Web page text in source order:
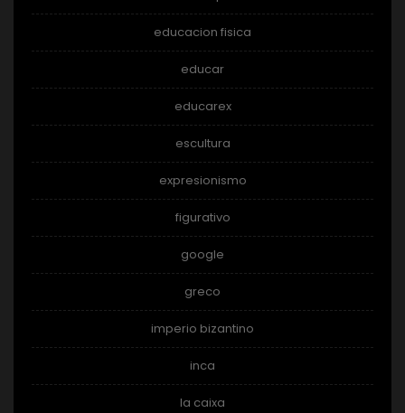
educacion fisica
educar
educarex
escultura
expresionismo
figurativo
google
greco
imperio bizantino
inca
la caixa